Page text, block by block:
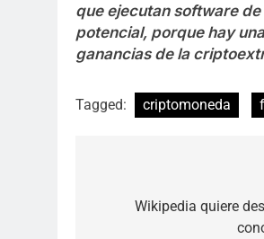
que ejecutan software
potencial, porque hay
ganancias de la
Tagged: criptomoneda
navigation
Wikipedia quiere